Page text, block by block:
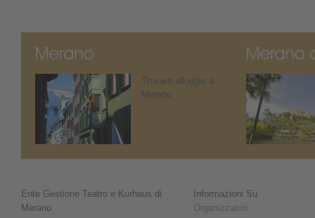
Trovare alloggio a
Merano
Ente Gestione Teatro e Kurhaus di
Merano
Informazioni Su
Organizzatori